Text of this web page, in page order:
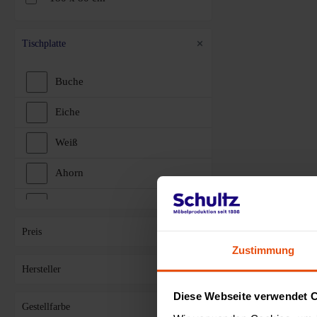
Zustimmung
Diese Webseite verwendet
Tischplatte
Buche
Eiche
Weiß
Ahorn
Preis
Hersteller
Gestellfarbe